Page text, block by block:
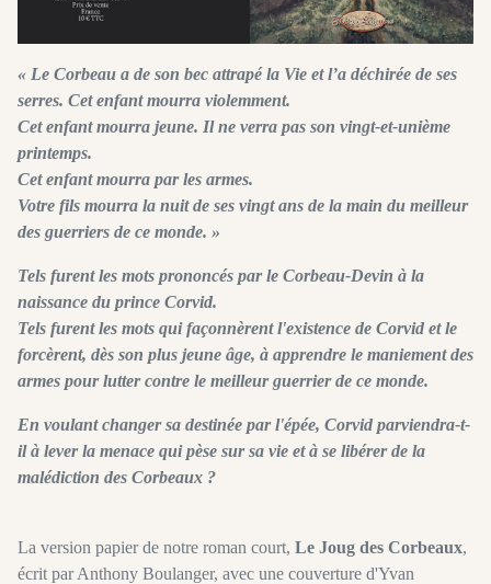
« Le Corbeau a de son bec attrapé la Vie et l’a déchirée de ses
serres. Cet enfant mourra violemment.
Cet enfant mourra jeune. Il ne verra pas son vingt-et-unième
printemps.
Cet enfant mourra par les armes.
Votre fils mourra la nuit de ses vingt ans de la main du meilleur
des guerriers de ce monde. »
Tels furent les mots prononcés par le Corbeau-Devin à la
naissance du prince Corvid.
Tels furent les mots qui façonnèrent l'existence de Corvid et le
forcèrent, dès son plus jeune âge, à apprendre le maniement des
armes pour lutter contre le meilleur guerrier de ce monde.
En voulant changer sa destinée par l'épée, Corvid parviendra-t-
il à lever la menace qui pèse sur sa vie et à se libérer de la
malédiction des Corbeaux ?
La version papier de notre roman court, Le Joug des Corbeaux,
écrit par Anthony Boulanger, avec une couverture d'Yvan